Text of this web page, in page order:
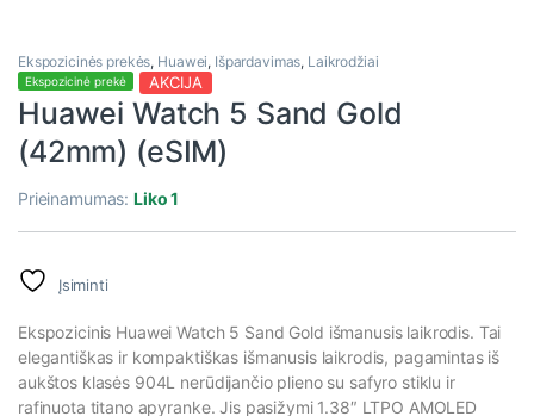
Ekspozicinės prekės, Huawei, Išpardavimas, Laikrodžiai
Ekspozicinė prekė AKCIJA
Huawei Watch 5 Sand Gold
(42mm) (eSIM)
Prieinamumas:Liko 1
Įsiminti
Ekspozicinis Huawei Watch 5 Sand Gold išmanusis laikrodis. Tai
elegantiškas ir kompaktiškas išmanusis laikrodis, pagamintas iš
aukštos klasės 904L nerūdijančio plieno su safyro stiklu ir
rafinuota titano apyranke. Jis pasižymi 1.38″ LTPO AMOLED